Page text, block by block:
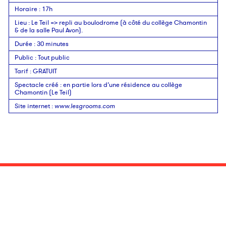
Horaire: 17h
Lieu: Le Teil => repli au boulodrome (à côté du collège Chamontin
& de la salle Paul Avon).
Durée:30 minutes
Public:Tout public
Tarif:GRATUIT
Spectacle créé:en partie lors d’une résidence au collège
Chamontin (Le Teil)
Site internet:www.lesgrooms.com